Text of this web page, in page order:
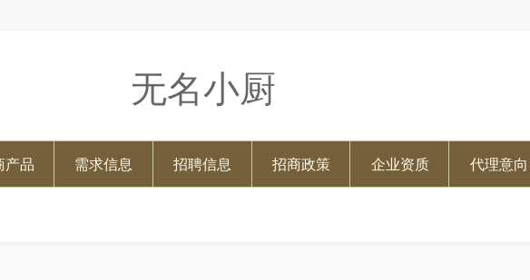
无名小厨
产品 需求信息 招聘信息 招商政策 企业资质 代理意向